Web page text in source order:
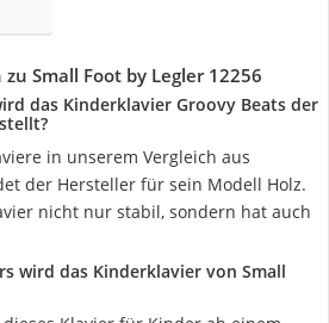
Small Foot by Legler 12256
das Kinderklavier Groovy Beats der
in unserem Vergleich aus
der Hersteller für sein Modell Holz.
nicht nur stabil, sondern hat auch
wird das Kinderklavier von Small